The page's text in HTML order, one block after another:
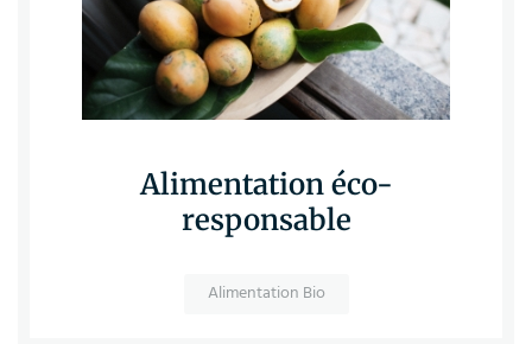
Alimentation éco-
responsable
Alimentation Bio